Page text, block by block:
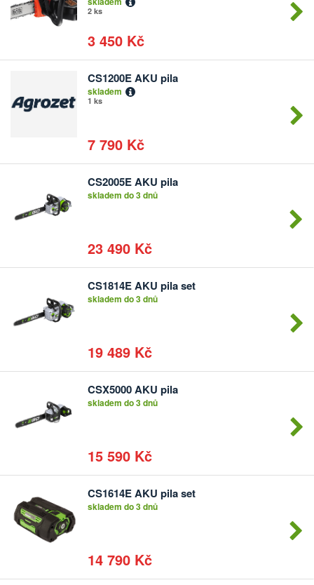
2 ks
3 450 Kč
CS1200E AKU pila
skladem
1 ks
7 790 Kč
Počet
kusů
CS2005E AKU pila
skladem do 3 dnů
23 490 Kč
Počet
kusů
CS1814E AKU pila set
skladem do 3 dnů
19 489 Kč
Počet
kusů
CSX5000 AKU pila
skladem do 3 dnů
15 590 Kč
Počet
kusů
CS1614E AKU pila set
skladem do 3 dnů
14 790 Kč
Počet
kusů